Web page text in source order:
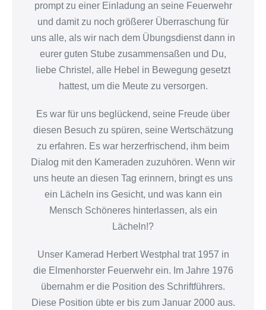
prompt zu einer Einladung an seine Feuerwehr
und damit zu noch größerer Überraschung für
uns alle, als wir nach dem Übungsdienst dann in
eurer guten Stube zusammensaßen und Du,
liebe Christel, alle Hebel in Bewegung gesetzt
hattest, um die Meute zu versorgen.
Es war für uns beglückend, seine Freude über
diesen Besuch zu spüren, seine Wertschätzung
zu erfahren. Es war herzerfrischend, ihm beim
Dialog mit den Kameraden zuzuhören. Wenn wir
uns heute an diesen Tag erinnern, bringt es uns
ein Lächeln ins Gesicht, und was kann ein
Mensch Schöneres hinterlassen, als ein
Lächeln!?
Unser Kamerad Herbert Westphal trat 1957 in
die Elmenhorster Feuerwehr ein. Im Jahre 1976
übernahm er die Position des Schriftführers.
Diese Position übte er bis zum Januar 2000 aus.